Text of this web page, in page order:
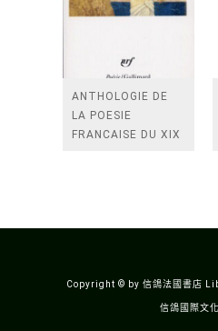
ANTHOLOGIE DE
LA POESIE
FRANCAISE DU XIX
Copyright © by 信鴿法國書店
信鴿國際文